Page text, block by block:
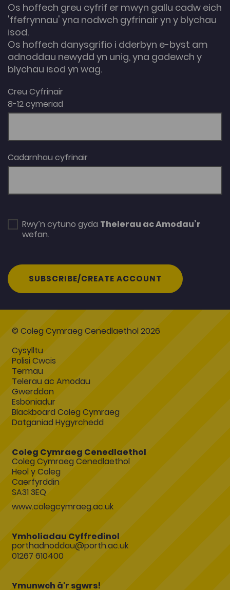
Os hoffech greu cyfrif er mwyn gallu cadw eich
'ffefrynnau' yna nodwch gyfrinair yn y blychau
isod.
Os hoffech danysgrifio i dderbyn e-byst am
adnoddau newydd yn unig, yna gadewch y
blychau isod yn wag.
Creu Cyfrinair
8-12 cymeriad
Cadarnhau cyfrinair
Rwy’n cytuno gyda Thelerau ac Amodau’r
wefan.
SUBSCRIBE/CREATE ACCOUNT
© Coleg Cymraeg Cenedlaethol 2026
Cysylltu
Polisi Cwcis
Termau
Telerau ac Amodau
Gwerddon
Esboniadur
Blackboard Coleg Cymraeg
Datganiad Hygyrchedd
Coleg Cymraeg Cenedlaethol
Coleg Cymraeg Cenedlaethol
Heol y Coleg
Caerfyrddin
SA31 3EQ
www.colegcymraeg.ac.uk
Ymholiadau Cyffredinol
porthadnoddau@porth.ac.uk
01267 610400
Ymunwch â'r sgwrs!